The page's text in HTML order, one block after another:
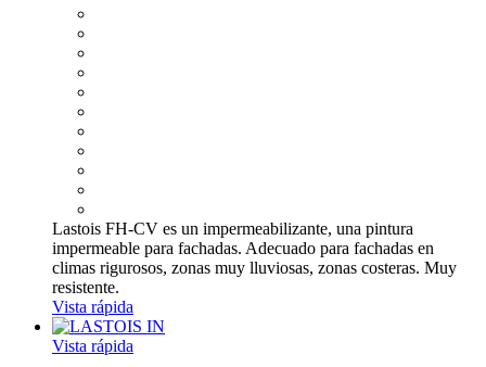
Lastois FH-CV es un impermeabilizante, una pintura
impermeable para fachadas. Adecuado para fachadas en
climas rigurosos, zonas muy lluviosas, zonas costeras. Muy
resistente.
Vista rápida
Vista rápida